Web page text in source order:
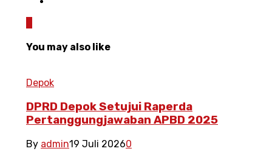
You may also like
Depok
DPRD Depok Setujui Raperda
Pertanggungjawaban APBD 2025
By admin19 Juli 20260